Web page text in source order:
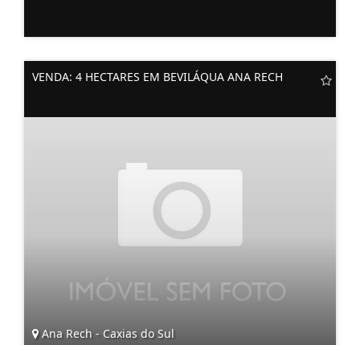
VENDA: 4 HECTARES EM BEVILÁQUA ANA RECH
Ana Rech - Caxias do Sul